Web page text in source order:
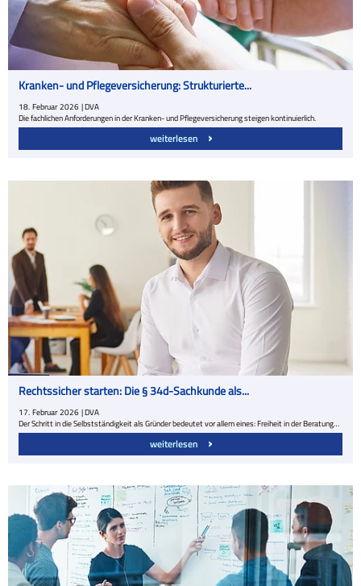
Kranken- und Pflegeversicherung: Strukturierte...
18. Februar 2026 | DVA
Die fachlichen Anforderungen in der Kranken- und Pflegeversicherung steigen kontinuierlich.
weiterlesen
Rechtssicher starten: Die § 34d-Sachkunde als...
17. Februar 2026 | DVA
Der Schritt in die Selbstständigkeit als Gründer bedeutet vor allem eines: Freiheit in der Beratung…
weiterlesen